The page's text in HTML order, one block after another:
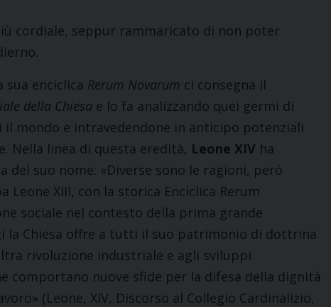
cordiale, seppur rammaricato di non poter
sua enciclica Rerum Novarum ci consegna il
della Chiesa e lo fa analizzando quei germi di
il mondo e intravedendone in anticipo potenziali
Nella linea di questa eredità, Leone XIV ha
del suo nome: «Diverse sono le ragioni, però
Leone XIII, con la storica Enciclica Rerum
sociale nel contesto della prima grande
la Chiesa offre a tutti il suo patrimonio di dottrina
rivoluzione industriale e agli sviluppi
comportano nuove sfide per la difesa della dignità
(Leone, XIV, Discorso al Collegio Cardinalizio,